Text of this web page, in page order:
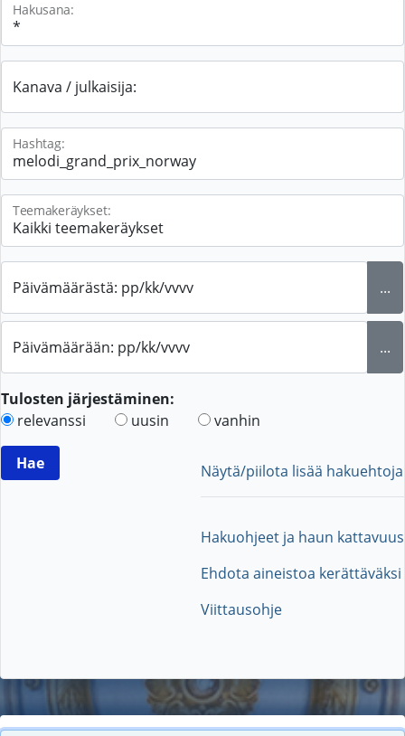
Hakusana:
Kanava / julkaisija:
Hashtag:
Teemakeräykset:
Päivämäärästä: pp/kk/vvvv ...
Päivämäärään: pp/kk/vvvv ...
Tulosten järjestäminen:
relevanssi
uusin vanhin
Näytä/piilota lisää hakuehtoja
Hakuohjeet ja haun kattavuus
Ehdota aineistoa kerättäväksi
Viittausohje